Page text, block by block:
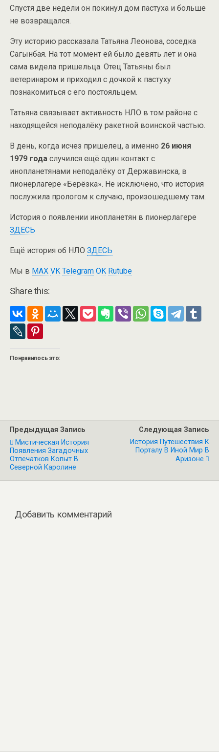
Спустя две недели он покинул дом пастуха и больше
не возвращался.
Эту историю рассказала Татьяна Леонова, соседка
Сагынбая. На тот момент ей было девять лет и она
сама видела пришельца. Отец Татьяны был
ветеринаром и приходил с дочкой к пастуху
познакомиться с его постояльцем.
Татьяна связывает активность НЛО в том районе с
находящейся неподалёку ракетной воинской частью.
В день, когда исчез пришелец, а именно 26 июня
1979 года случился ещё один контакт с
инопланетянами неподалёку от Державинска, в
пионерлагере «Берёзка». Не исключено, что история
послужила прологом к случаю, произошедшему там.
История о появлении инопланетян в пионерлагере
ЗДЕСЬ
Ещё история об НЛО ЗДЕСЬ
Мы в MAX VK Telegram OK Rutube
Share this:
Понравилось это:
Предыдущая Запись
Мистическая История
Появления Загадочных
Отпечатков Копыт В
Северной Каролине
Следующая Запись
История Путешествия К
Порталу В Иной Мир В
Аризоне
Добавить комментарий